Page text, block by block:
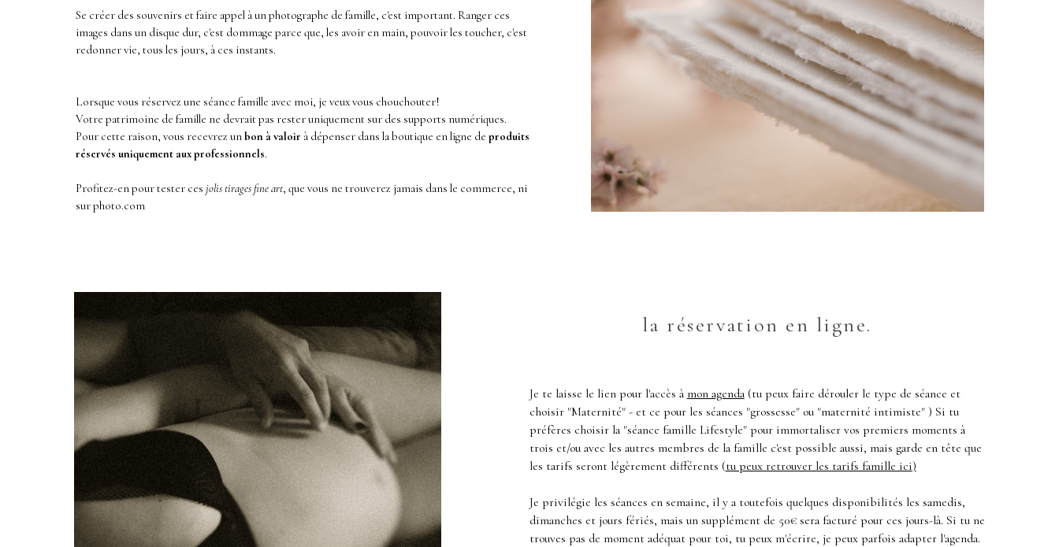
Se créer des souvenirs et faire appel à un photographe de famille, c'est important. Ranger ces
images dans un disque dur, c'est dommage parce que, les avoir en main, pouvoir les toucher, c'est
redonner vie, tous les jours, à ces instants.
Lorsque vous réservez une séance famille avec moi, je veux vous chouchouter!
Votre patrimoine de famille ne devrait pas rester uniquement sur des supports numériques.
Pour cette raison, vous recevrez unbon à valoir à dépenser dans la boutique en ligne de produits
réservés uniquement aux professionnels.
Profitez-en pour tester ces jolis tirages fine art, que vous ne trouverez jamais dans le commerce, ni
sur photo.com
la réservation en ligne.
Je te laisse le lien pour l'accès à mon agenda(tu peux faire dérouler le type de séance et
choisir "Maternité" - et ce pour les séances "grossesse" ou "maternité intimiste" ) Si tu
préfères choisir la "séance famille Lifestyle" pour immortaliser vos premiers moments à
trois et/ou avec les autres membres de la famille c'est possible aussi, mais garde en tête que
les tarifs seront légèrement différents (tu peux retrouver les tarifs famille ici)
Je privilégie les séances en semaine, il y a toutefois quelques disponibilités les samedis,
dimanches et jours fériés, mais un supplément de 50€ sera facturé pour ces jours-là. Si tu ne
trouves pas de moment adéquat pour toi, tu peux m'écrire, je peux parfois adapter l'agenda.